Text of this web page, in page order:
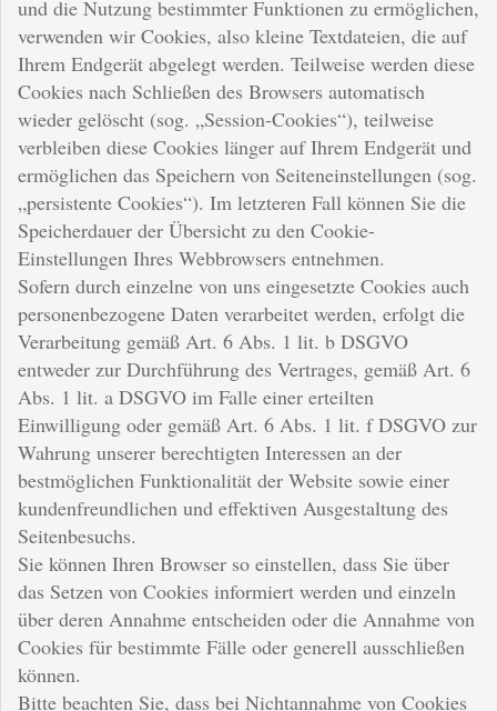
und die Nutzung bestimmter Funktionen zu ermöglichen,
verwenden wir Cookies, also kleine Textdateien, die auf
Ihrem Endgerät abgelegt werden. Teilweise werden diese
Cookies nach Schließen des Browsers automatisch
wieder gelöscht (sog. „Session-Cookies“), teilweise
verbleiben diese Cookies länger auf Ihrem Endgerät und
ermöglichen das Speichern von Seiteneinstellungen (sog.
„persistente Cookies“). Im letzteren Fall können Sie die
Speicherdauer der Übersicht zu den Cookie-
Einstellungen Ihres Webbrowsers entnehmen.
Sofern durch einzelne von uns eingesetzte Cookies auch
personenbezogene Daten verarbeitet werden, erfolgt die
Verarbeitung gemäß Art. 6 Abs. 1 lit. b DSGVO
entweder zur Durchführung des Vertrages, gemäß Art. 6
Abs. 1 lit. a DSGVO im Falle einer erteilten
Einwilligung oder gemäß Art. 6 Abs. 1 lit. f DSGVO zur
Wahrung unserer berechtigten Interessen an der
bestmöglichen Funktionalität der Website sowie einer
kundenfreundlichen und effektiven Ausgestaltung des
Seitenbesuchs.
Sie können Ihren Browser so einstellen, dass Sie über
das Setzen von Cookies informiert werden und einzeln
über deren Annahme entscheiden oder die Annahme von
Cookies für bestimmte Fälle oder generell ausschließen
können.
Bitte beachten Sie, dass bei Nichtannahme von Cookies